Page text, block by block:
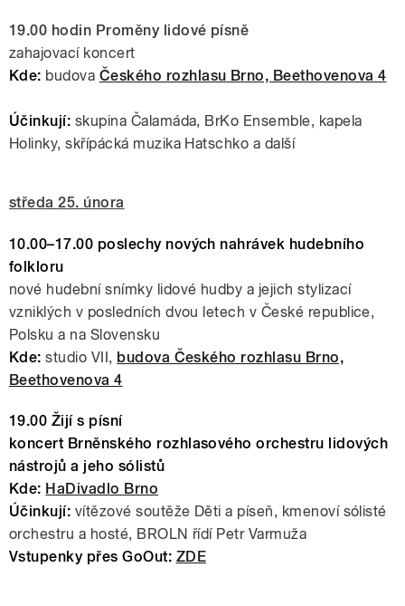
19.00 hodin Proměny lidové písně
zahajovací koncert
Kde: budova Českého rozhlasu Brno, Beethovenova 4
Účinkují: skupina Čalamáda, BrKo Ensemble, kapela
Holinky, skřípácká muzika Hatschko a další
středa 25. února
10.00–17.00 poslechy nových nahrávek hudebního
folkloru
nové hudební snímky lidové hudby a jejich stylizací
vzniklých v posledních dvou letech v České republice,
Polsku a na Slovensku
Kde: studio VII, budova Českého rozhlasu Brno,
Beethovenova 4
19.00 Žijí s písní
koncert Brněnského rozhlasového orchestru lidových
nástrojů a jeho sólistů
Kde: HaDivadlo Brno
Účinkují: vítězové soutěže Děti a píseň, kmenoví sólisté
orchestru a hosté, BROLN řídí Petr Varmuža
Vstupenky přes GoOut: ZDE